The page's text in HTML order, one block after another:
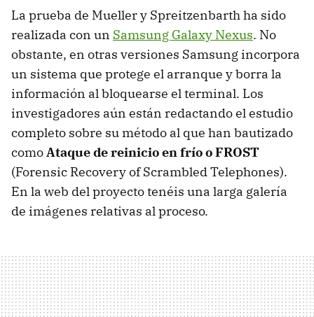
La prueba de Mueller y Spreitzenbarth ha sido
realizada con un Samsung Galaxy Nexus. No
obstante, en otras versiones Samsung incorpora
un sistema que protege el arranque y borra la
información al bloquearse el terminal. Los
investigadores aún están redactando el estudio
completo sobre su método al que han bautizado
comoAtaque de reinicio en frío o FROST
(Forensic Recovery of Scrambled Telephones).
En la web del proyecto tenéis una larga galería
de imágenes relativas al proceso.